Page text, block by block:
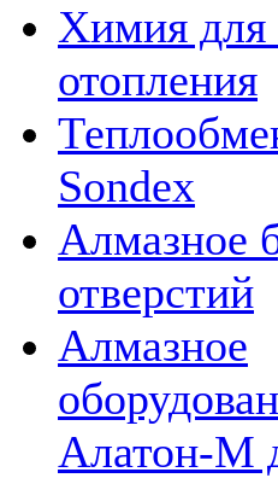
Химия для
отопления
Sondex
Алмазное
отверстий
Алмазное
Алатон-М